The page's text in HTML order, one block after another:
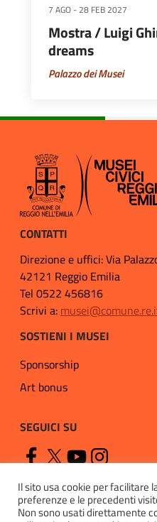
7 AGO -28 FEB 2027
Mostra / Luigi
dreams
Palazzo dei Musei
CONTATTI
Direzione e uffici: Via
42121 Reggio Emilia
Tel 0522 456816
Scrivi a:
SOSTIENI I MUSEI
Sponsorship
Art bonus
SEGUICI SU
Il sito usa cookie per facilitare
preferenze e le precedenti
Non sono usati direttamente